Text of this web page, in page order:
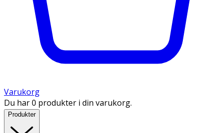
Varukorg
Du har 0 produkter i din varukorg.
Produkter